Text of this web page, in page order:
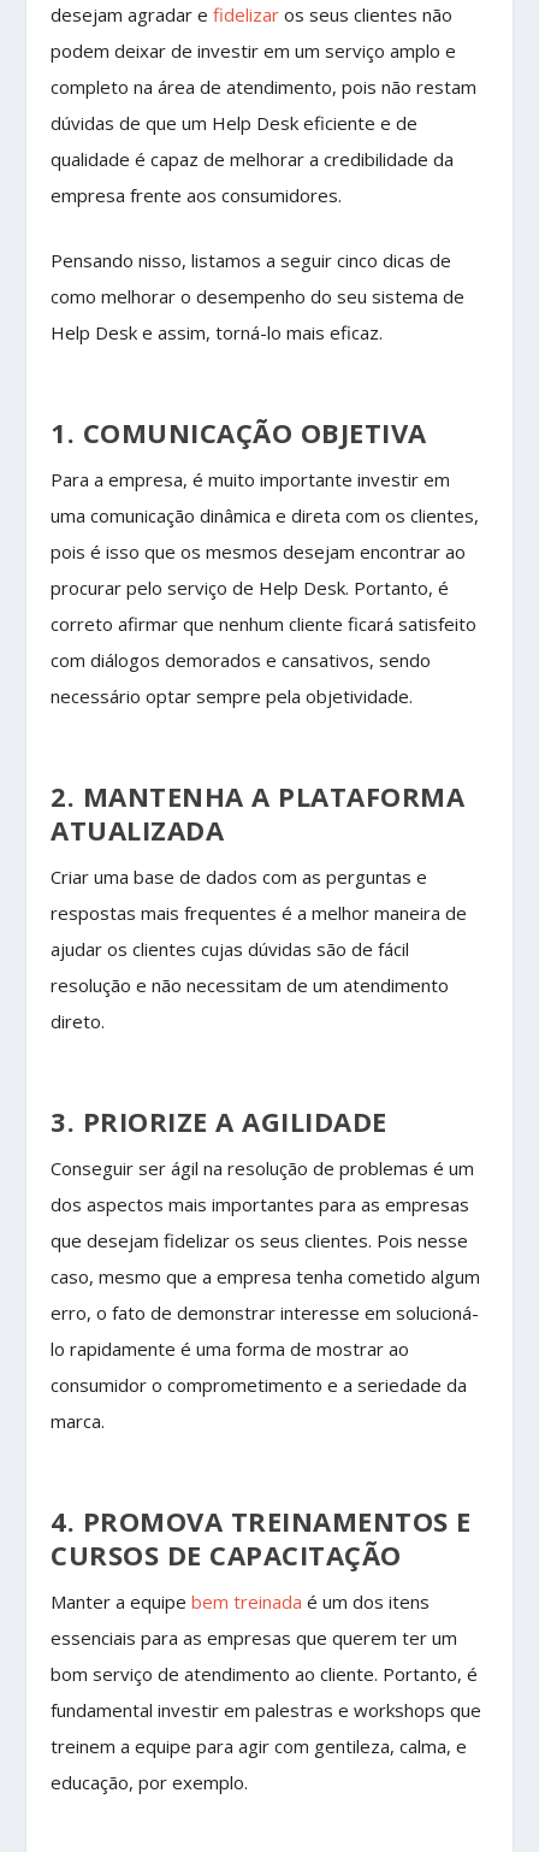
desejam agradar efidelizar os seus clientes não
podem deixar de investir em um serviço amplo e
completo na área de atendimento, pois não restam
dúvidas de que um Help Desk eficiente e de
qualidade é capaz de melhorar a credibilidade da
empresa frente aos consumidores.
Pensando nisso, listamos a seguir cinco dicas de
como melhorar o desempenho do seu sistema de
Help Desk e assim, torná-lo mais eficaz.
1. COMUNICAÇÃO OBJETIVA
Para a empresa, é muito importante investir em
uma comunicação dinâmica e direta com os clientes,
pois é isso que os mesmos desejam encontrar ao
procurar pelo serviço de Help Desk. Portanto, é
correto afirmar que nenhum cliente ficará satisfeito
com diálogos demorados e cansativos, sendo
necessário optar sempre pela objetividade.
2. MANTENHA A PLATAFORMA
ATUALIZADA
Criar uma base de dados com as perguntas e
respostas mais frequentes é a melhor maneira de
ajudar os clientes cujas dúvidas são de fácil
resolução e não necessitam de um atendimento
direto.
3. PRIORIZE A AGILIDADE
Conseguir ser ágil na resolução de problemas é um
dos aspectos mais importantes para as empresas
que desejam fidelizar os seus clientes. Pois nesse
caso, mesmo que a empresa tenha cometido algum
erro, o fato de demonstrar interesse em solucioná-
lo rapidamente é uma forma de mostrar ao
consumidor o comprometimento e a seriedade da
marca.
4. PROMOVA TREINAMENTOS E
CURSOS DE CAPACITAÇÃO
Manter a equipebem treinada é um dos itens
essenciais para as empresas que querem ter um
bom serviço de atendimento ao cliente. Portanto, é
fundamental investir em palestras e workshops que
treinem a equipe para agir com gentileza, calma, e
educação, por exemplo.